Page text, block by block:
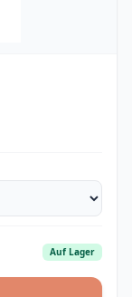
Auf Lager